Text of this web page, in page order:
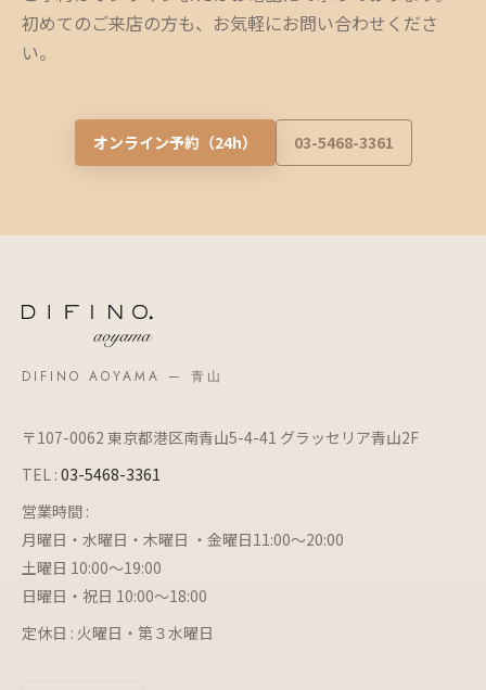
初めてのご来店の方も、お気軽にお問い合わせくださ
い。
オンライン予約（24h） 03-5468-3361
DIFINO AOYAMA — 青山
〒107-0062 東京都港区南青山5-4-41 グラッセリア青山2F
TEL : 03-5468-3361
営業時間 :
月曜日・水曜日・木曜日 ・金曜日11:00～20:00
土曜日 10:00～19:00
日曜日・祝日 10:00～18:00
定休日 : 火曜日・第３水曜日